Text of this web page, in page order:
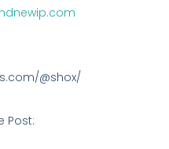
@shox/
Post: